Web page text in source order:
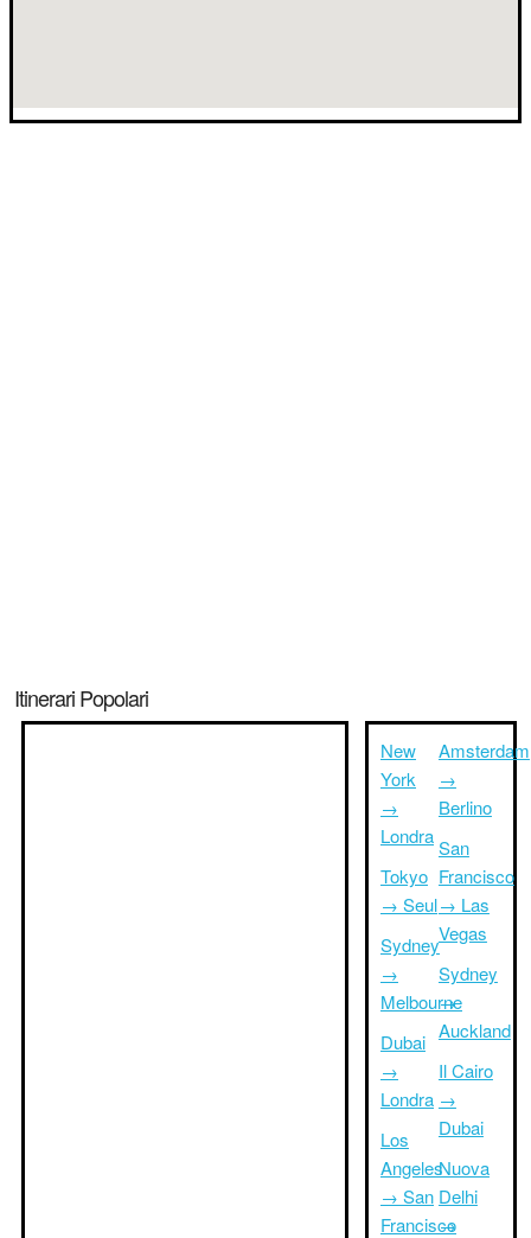
Itinerari Popolari
New
York
→
Londra
Tokyo
→ Seul
Sydney
→
Melbourne
Dubai
→
Londra
Los
Angeles
→ San
Francisco
Amsterdam
→
Berlino
San
Francisco
→ Las
Vegas
Sydney
→
Auckland
Il Cairo
→
Dubai
Nuova
Delhi
→